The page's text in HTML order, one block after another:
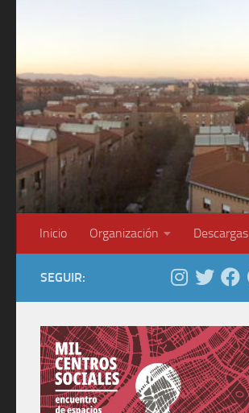
Inicio Organización Descargas
SEGUIR: